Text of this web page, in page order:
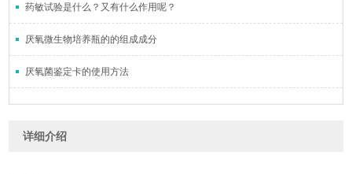
药敏试验是什么？又有什么作用呢？
厌氧微生物培养瓶的的组成成分
厌氧菌鉴定卡的使用方法
详细介绍